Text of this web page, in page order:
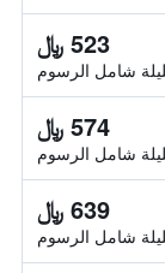
523 ﷼
شامل الرسوم
574 ﷼
شامل الرسوم
639 ﷼
شامل الرسوم